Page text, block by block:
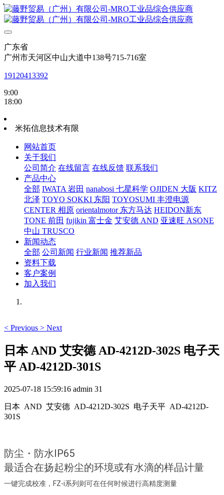
广东省
广州市天河区中山大道中138号715-716室
19120413392
9:00
18:00
米拓信息技术有限
网站首页
关于我们
公司简介 在线留言 在线反馈 联系我们
产品中心
全部 IWATA 岩田 nanabosi 七星科学 OJIDEN 大阪 KITZ
北泽 TOYO SOKKI 东阳 TOYOSUMI 丰澄电源
CENTER 相原 orientalmotor 东方马达 HEIDON新东
TONE 前田 fujikin 富士金 艾安德 AND 亚速旺 ASONE
中山 TRUSCO
新闻动态
全部 公司新闻 行业新闻 推荐新品
资料下载
客户案例
加入我们
< Previous > Next
日本 AND 艾安德 AD-4212D-302S 电子天
平 AD-4212D-301S
2025-07-18 15:59:16 admin 31
日本 AND 艾安德 AD-4212D-302S 电子天平 AD-4212D-
301S
防尘・防水IP65
最适合在扬起粉尘的环境或有水滴的样品计量
一键完成校准，FZ-i系列则可在任何时候进行高精度测量
・
・
・
・
・
・
・
・